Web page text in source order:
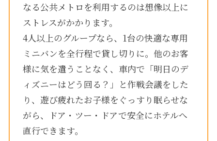
なる公共メトロを利用するのは想像以上に
ストレスがかかります。
4人以上のグループなら、1台の快適な専用
ミニバンを全行程で貸し切りに。他のお客
様に気を遣うことなく、車内で「明日のデ
ィズニーはどう回る？」と作戦会議をした
り、遊び疲れたお子様をぐっすり眠らせな
がら、ドア・ツー・ドアで安全にホテルへ
直行できます。